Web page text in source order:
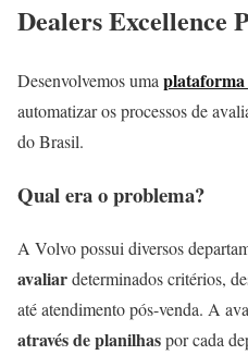
Dealers Excellence
Desenvolvemos uma
automatizar os processos de
do Brasil.
Qual era oproblema?
A Volvo possui diversos
avaliardeterminados critérios,
até atendimento pós-venda. A
através de planilhaspor cada